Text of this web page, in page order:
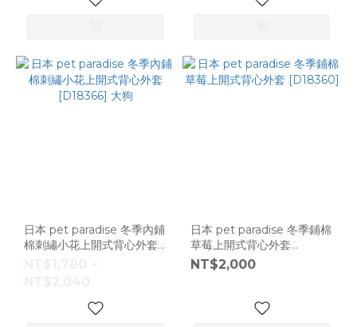
日本 pet paradise 冬季內鋪
棉刺繡小花上開式背心外套
[D18366] 大狗
NT$1,780 ~
NT$2,040
日本 pet paradise 冬季鋪棉
草莓上開式背心外套
[D18360]
NT$2,000